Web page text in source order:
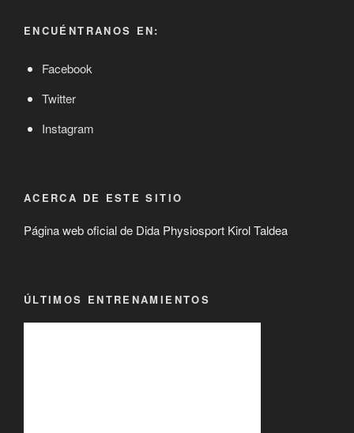
ENCUÉNTRANOS EN:
Facebook
Twitter
Instagram
ACERCA DE ESTE SITIO
Página web oficial de Dida Physiosport Kirol Taldea
ÚLTIMOS ENTRENAMIENTOS